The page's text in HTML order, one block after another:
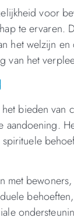
voor
te ervaren.
het welzijn
van het
bieden van
met